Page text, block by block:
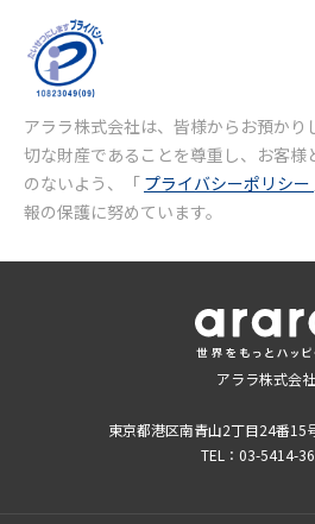
アララ株式会社は、皆様からお預か
切な財産であることを尊重し、お客様
のないよう、「 プライバシーポリシー
報の保護に努めています。
アララ株式会社
東京都港区南青山2丁目24番15
TEL：03-5414-